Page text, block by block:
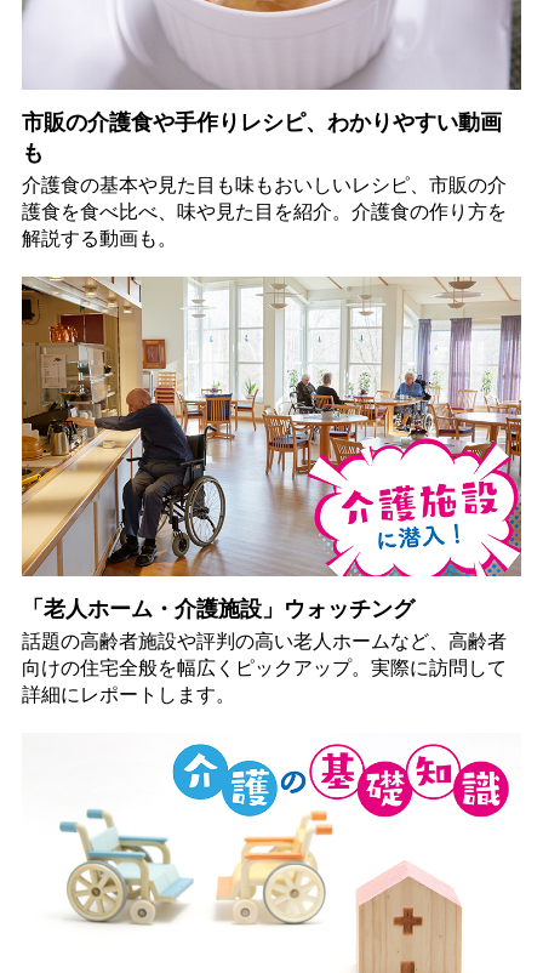
市販の介護食や手作りレシピ、わかりやすい動画
も
介護食の基本や見た目も味もおいしいレシピ、市販の介
護食を食べ比べ、味や見た目を紹介。介護食の作り方を
解説する動画も。
「老人ホーム・介護施設」ウォッチング
話題の高齢者施設や評判の高い老人ホームなど、高齢者
向けの住宅全般を幅広くピックアップ。実際に訪問して
詳細にレポートします。